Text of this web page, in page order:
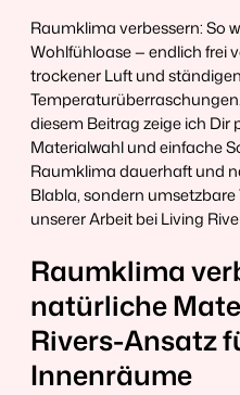
Raumklima verbessern: So
Wohlfühloase — endlich frei
trockener Luft und ständigen
diesem Beitrag zeige ich
Materialwahl und einfache
Raumklima dauerhaft und
Blabla, sondern
unserer Arbeit bei Living
Raumklima
natürliche
Rivers-Ansatz
Innenräume